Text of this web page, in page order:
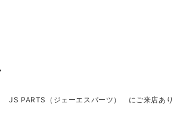
JS PARTS（ジェーエスパーツ） にご来店あり